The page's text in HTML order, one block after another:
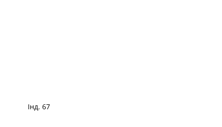
Інд. 67